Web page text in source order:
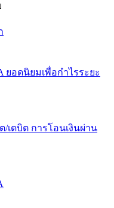
ยอดนิยมเพื่อกำไรระยะ
/เดบิต การโอนเงินผ่าน